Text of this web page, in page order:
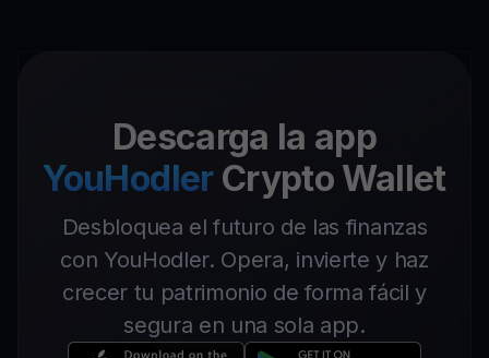
Descarga la app
YouHodler Crypto Wallet
Desbloquea el futuro de las finanzas
con YouHodler. Opera, invierte y haz
crecer tu patrimonio de forma fácil y
segura en una sola app.